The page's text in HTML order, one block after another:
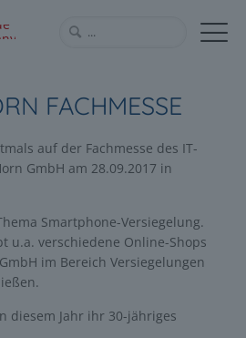
FACHMESSE
auf der Fachmesse des IT-
GmbH am 28.09.2017 in
Smartphone-Versiegelung.
u.a. verschiedene Online-Shops
im Bereich Versiegelungen
diesem Jahr ihr 30-jähriges